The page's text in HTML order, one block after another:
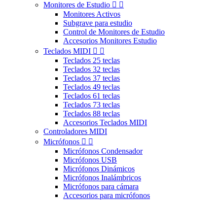
Monitores de Estudio  
Monitores Activos
Subgrave para estudio
Control de Monitores de Estudio
Accesorios Monitores Estudio
Teclados MIDI  
Teclados 25 teclas
Teclados 32 teclas
Teclados 37 teclas
Teclados 49 teclas
Teclados 61 teclas
Teclados 73 teclas
Teclados 88 teclas
Accesorios Teclados MIDI
Controladores MIDI
Micrófonos  
Micrófonos Condensador
Micrófonos USB
Micrófonos Dinámicos
Micrófonos Inalámbricos
Micrófonos para cámara
Accesorios para micrófonos